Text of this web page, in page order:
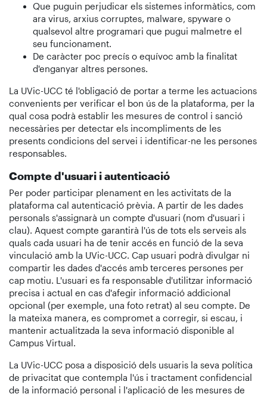
Que puguin perjudicar els sistemes informàtics, com
ara virus, arxius corruptes, malware, spyware o
qualsevol altre programari que pugui malmetre el
seu funcionament.
De caràcter poc precís o equívoc amb la finalitat
d'enganyar altres persones.
La UVic-UCC té l'obligació de portar a terme les actuacions
convenients per verificar el bon ús de la plataforma, per la
qual cosa podrà establir les mesures de control i sanció
necessàries per detectar els incompliments de les
presents condicions del servei i identificar-ne les persones
responsables.
Compte d'usuari i autenticació
Per poder participar plenament en les activitats de la
plataforma cal autenticació prèvia. A partir de les dades
personals s'assignarà un compte d'usuari (nom d'usuari i
clau). Aquest compte garantirà l'ús de tots els serveis als
quals cada usuari ha de tenir accés en funció de la seva
vinculació amb la UVic-UCC. Cap usuari podrà divulgar ni
compartir les dades d'accés amb terceres persones per
cap motiu. L'usuari es fa responsable d'utilitzar informació
precisa i actual en cas d'afegir informació addicional
opcional (per exemple, una foto retrat) al seu compte. De
la mateixa manera, es compromet a corregir, si escau, i
mantenir actualitzada la seva informació disponible al
Campus Virtual.
La UVic-UCC posa a disposició dels usuaris la seva política
de privacitat que contempla l'ús i tractament confidencial
de la informació personal i l'aplicació de les mesures de